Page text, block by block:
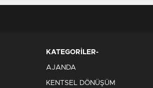
KATEGORİLER-
AJANDA
KENTSEL DÖNÜŞÜM